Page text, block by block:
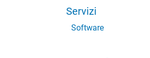
Servizi
Software